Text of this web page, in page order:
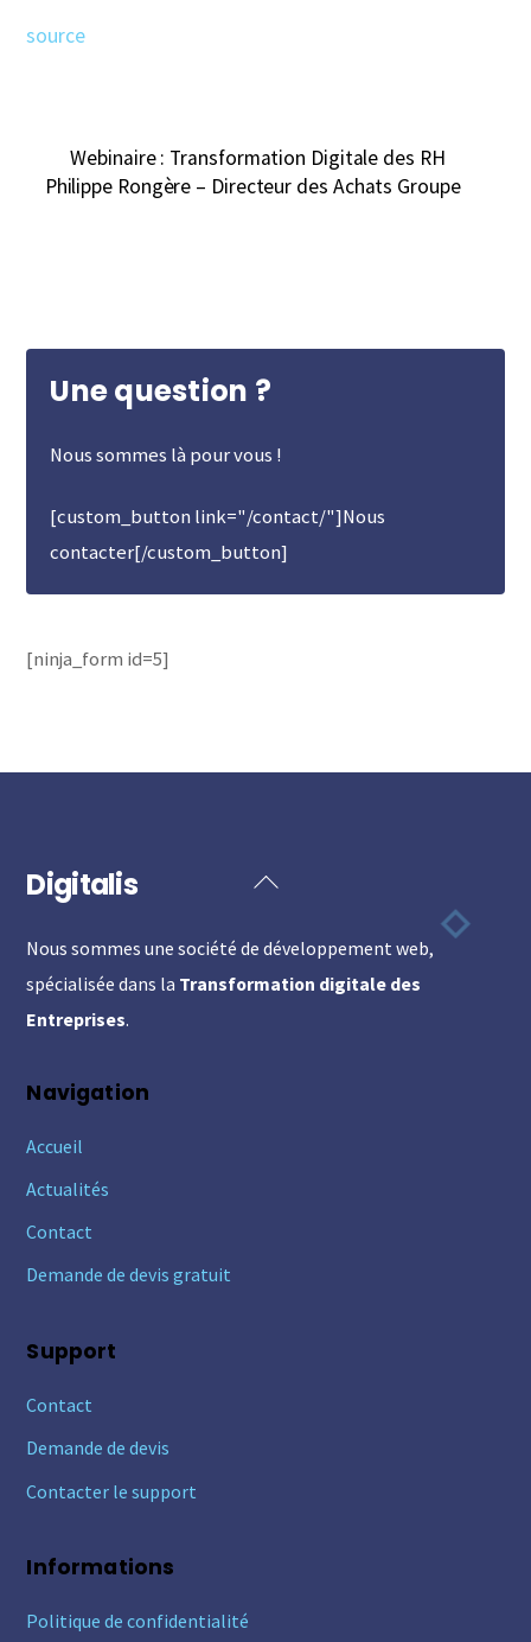
source
Webinaire : Transformation Digitale des RH
Philippe Rongère – Directeur des Achats Groupe
Une question ?
Nous sommes là pour vous !
[custom_button link="/contact/"]Nous
contacter[/custom_button]
[ninja_form id=5]
Back
Top
Digitalis
Nous sommes une société de développement web,
spécialisée dans la Transformation digitale des
Entreprises.
Navigation
Accueil
Actualités
Contact
Demande de devis gratuit
Support
Contact
Demande de devis
Contacter le support
Informations
Politique de confidentialité